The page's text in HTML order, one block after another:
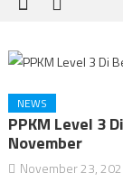
NEWS
PPKM Level 3
November
November 23,